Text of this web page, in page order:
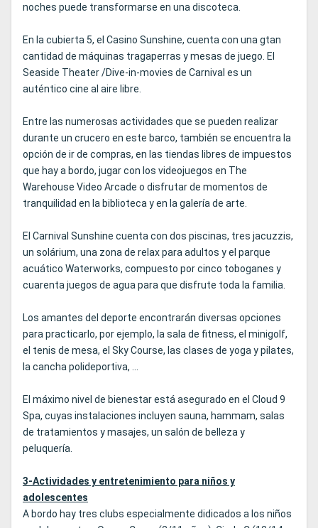
noches puede transformarse en una discoteca.
En la cubierta 5, el Casino Sunshine, cuenta con una gtan
cantidad de máquinas tragaperras y mesas de juego. El
Seaside Theater /Dive-in-movies de Carnival es un
auténtico cine al aire libre.
Entre las numerosas actividades que se pueden realizar
durante un crucero en este barco, también se encuentra la
opción de ir de compras, en las tiendas libres de impuestos
que hay a bordo, jugar con los videojuegos en The
Warehouse Video Arcade o disfrutar de momentos de
tranquilidad en la biblioteca y en la galería de arte.
El Carnival Sunshine cuenta con dos piscinas, tres jacuzzis,
un solárium, una zona de relax para adultos y el parque
acuático Waterworks, compuesto por cinco toboganes y
cuarenta juegos de agua para que disfrute toda la familia.
Los amantes del deporte encontrarán diversas opciones
para practicarlo, por ejemplo, la sala de fitness, el minigolf,
el tenis de mesa, el Sky Course, las clases de yoga y pilates,
la cancha polideportiva, ...
El máximo nivel de bienestar está asegurado en el Cloud 9
Spa, cuyas instalaciones incluyen sauna, hammam, salas
de tratamientos y masajes, un salón de belleza y
peluquería.
3-Actividades y entretenimiento para niños y
adolescentes
A bordo hay tres clubs especialmente didicados a los niños